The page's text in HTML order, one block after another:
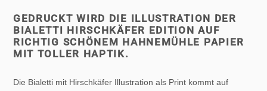
GEDRUCKT WIRD DIE ILLUSTRATION DER
BIALETTI HIRSCHKÄFER EDITION AUF
RICHTIG SCHÖNEM HAHNEMÜHLE PAPIER
MIT TOLLER HAPTIK.
Die Bialetti mit Hirschkäfer Illustration als Print kommt auf